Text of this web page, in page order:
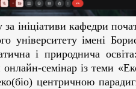
ініціативи кафедри
університету імені
і природнича
семінар із теми
центричною